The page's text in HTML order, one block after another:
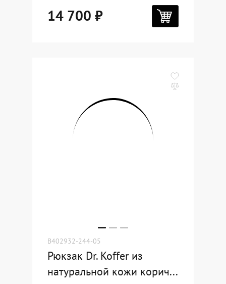
14 700 ₽
B402932-244-05
Рюкзак Dr. Koffer из
натуральной кожи корич...